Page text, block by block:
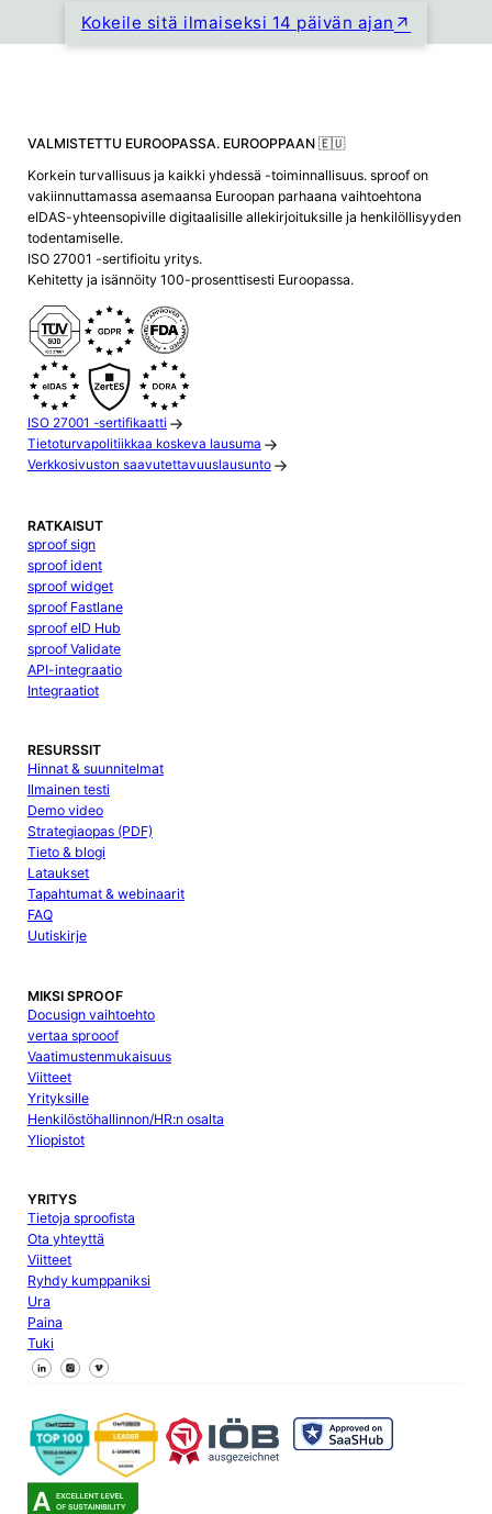
Kokeile sitä ilmaiseksi 14 päivän ajan
VALMISTETTU EUROOPASSA. EUROOPPAAN 🇪🇺
Korkein turvallisuus ja kaikki yhdessä -toiminnallisuus. sproof on
vakiinnuttamassa asemaansa Euroopan parhaana vaihtoehtona
eIDAS-yhteensopiville digitaalisille allekirjoituksille ja henkilöllisyyden
todentamiselle.
ISO 27001 -sertifioitu yritys.
Kehitetty ja isännöity 100-prosenttisesti Euroopassa.
ISO 27001 -sertifikaatti
Tietoturvapolitiikkaa koskeva lausuma
Verkkosivuston saavutettavuuslausunto
RATKAISUT
sproof sign
sproof ident
sproof widget
sproof Fastlane
sproof eID Hub
sproof Validate
API-integraatio
Integraatiot
RESURSSIT
Hinnat & suunnitelmat
Ilmainen testi
Demo video
Strategiaopas (PDF)
Tieto & blogi
Lataukset
Tapahtumat & webinaarit
FAQ
Uutiskirje
MIKSI SPROOF
Docusign vaihtoehto
vertaa sprooof
Vaatimustenmukaisuus
Viitteet
Yrityksille
Henkilöstöhallinnon/HR:n osalta
Yliopistot
YRITYS
Tietoja sproofista
Ota yhteyttä
Viitteet
Ryhdy kumppaniksi
Ura
Paina
Tuki
Seuraa meitä Facebookissa
Seuraa meitä X
Seuraa meitä LinkedInissä